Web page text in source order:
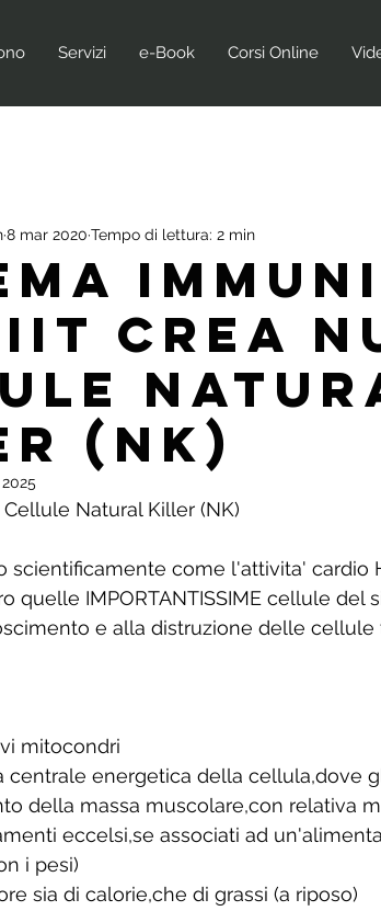
Servizi e-Book Corsi Online
Crea
(NK)
8 mar 2020 Tempo di lettura: 2 min
Cellule Natural Killer (NK)
scientificamente come l'attivita' cardio
quelle IMPORTANTISSIME cellule del
e alla distruzione delle
mitocondri
centrale energetica della cellula,dove
della massa muscolare,con relativa
eccelsi,se associati ad
i pesi)
sia di calorie,che di grassi (a riposo)